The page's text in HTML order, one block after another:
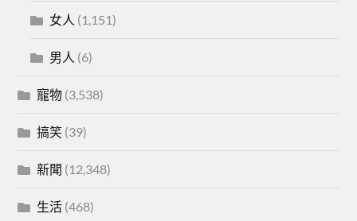
女人 (1,151)
男人 (6)
寵物 (3,538)
搞笑 (39)
新聞 (12,348)
生活 (468)